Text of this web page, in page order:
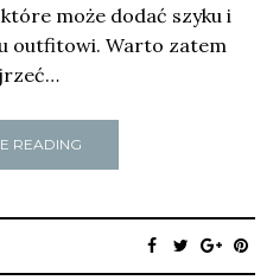
może dodać szyku i
outfitowi. Warto zatem
READING